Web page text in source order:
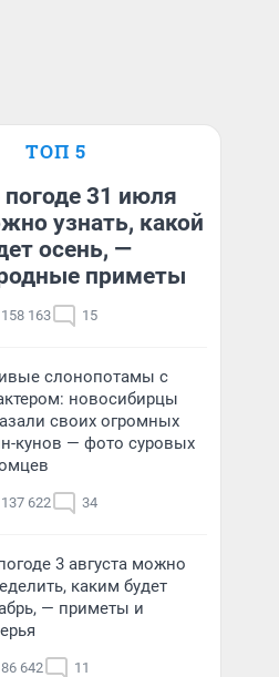
ТОП 5
31 июля
узнать, какой
осень, —
приметы
158 163 15
слонопотамы с
новосибирцы
своих огромных
кунов — фото суровых
137 622 34
3 августа можно
каким будет
— приметы и
86 642 11